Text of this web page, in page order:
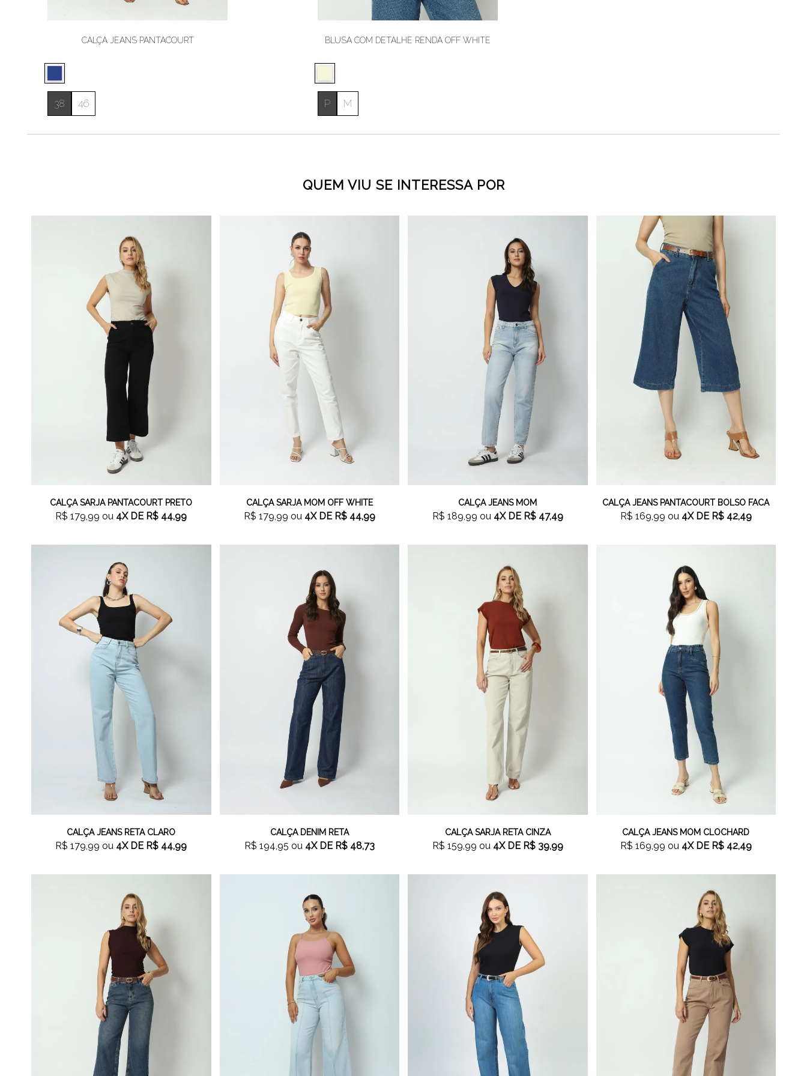
CALÇA JEANS PANTACOURT
38 46
BLUSA COM DETALHE RENDA OFF WHITE
P M
QUEM VIU SE INTERESSA POR
CALÇA SARJA PANTACOURT PRETO
R$ 179,99 ou 4XDE R$ 44,99
CALÇA SARJA MOM OFF WHITE
R$ 179,99 ou 4XDE R$ 44,99
CALÇA JEANS MOM
R$ 189,99 ou 4XDE R$ 47,49
CALÇA JEANS PANTACOURT BOLSO FACA
R$ 169,99 ou 4XDE R$ 42,49
CALÇA JEANS RETA CLARO
R$ 179,99 ou 4XDE R$ 44,99
CALÇA DENIM RETA
R$ 194,95 ou 4XDE R$ 48,73
CALÇA SARJA RETA CINZA
R$ 159,99 ou 4XDE R$ 39,99
CALÇA JEANS MOM CLOCHARD
R$ 169,99 ou 4XDE R$ 42,49